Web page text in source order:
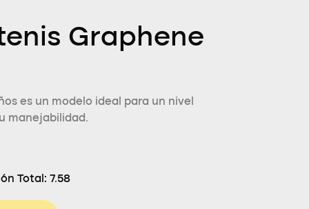
Graphene
es un modelo ideal para un nivel
manejabilidad.
Total: 7.58